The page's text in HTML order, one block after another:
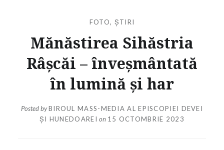
FOTO, ȘTIRI
Mănăstirea Sihăstria
Râșcăi – înveșmântată
în lumină și har
Posted byBIROUL MASS-MEDIA AL EPISCOPIEI DEVEI
ȘI HUNEDOAREI on 15 OCTOMBRIE 2023